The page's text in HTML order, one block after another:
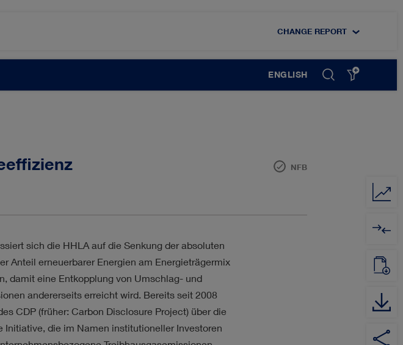
ENGLISH
CHANGE REPORT
NFB
sich die HHLA auf die Senkung der absoluten
Anteil erneuerbarer Energien am Energieträgermix
damit eine Entkopplung von Umschlag- und
andererseits erreicht wird. Bereits seit 2008
CDP (früher: Carbon Disclosure Project) über die
Initiative, die im Namen institutioneller Investoren